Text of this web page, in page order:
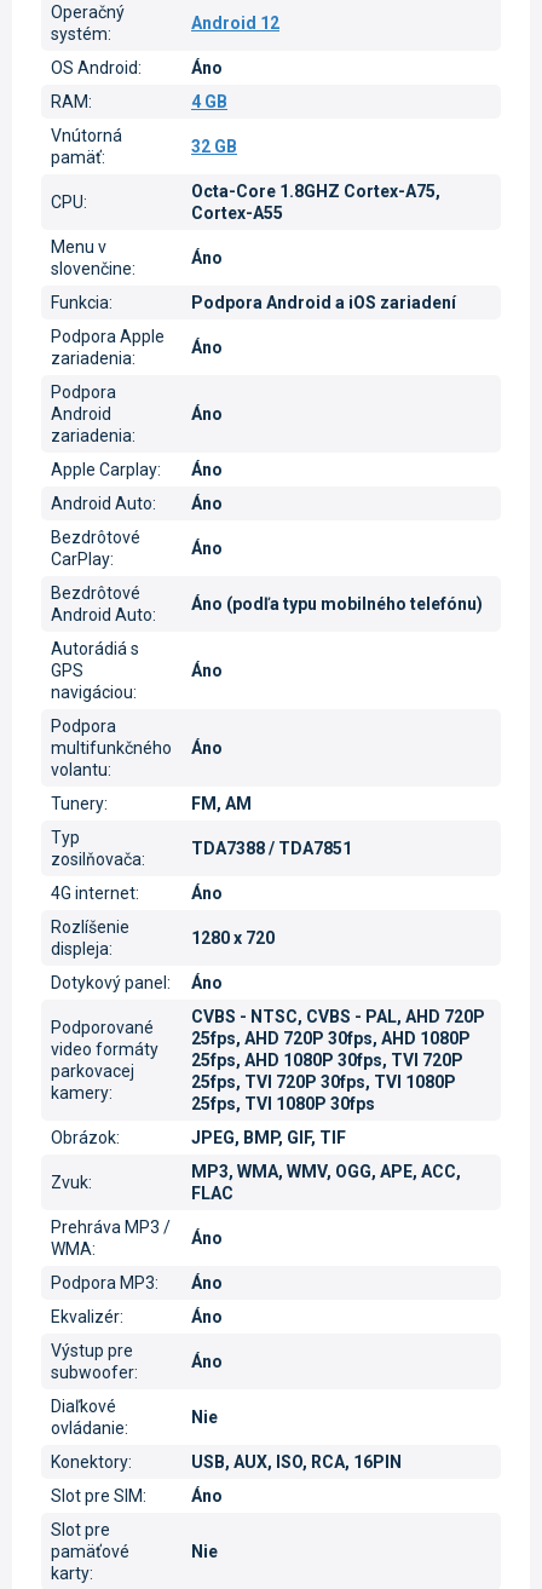
Operačný
systém:
Android 12
OS Android:
Áno
RAM:
4 GB
Vnútorná
pamäť:
32 GB
CPU:
Octa-Core 1.8GHZ Cortex-A75,
Cortex-A55
Menu v
slovenčine:
Áno
Funkcia:
Podpora Android a iOS zariadení
Podpora Apple
zariadenia:
Áno
Podpora
Android
zariadenia:
Áno
Apple Carplay:
Áno
Android Auto:
Áno
Bezdrôtové
CarPlay:
Áno
Bezdrôtové
Android Auto:
Áno (podľa typu mobilného telefónu)
Autorádiá s
GPS
navigáciou:
Áno
Podpora
multifunkčného
volantu:
Áno
Tunery:
FM, AM
Typ
zosilňovača:
TDA7388 / TDA7851
4G internet:
Áno
Rozlíšenie
displeja:
1280 x 720
Dotykový panel : Áno
Podporované
video formáty
parkovacej
kamery:
CVBS - NTSC, CVBS - PAL, AHD 720P
25fps, AHD 720P 30fps, AHD 1080P
25fps, AHD 1080P 30fps, TVI 720P
25fps, TVI 720P 30fps, TVI 1080P
25fps, TVI 1080P 30fps
Obrázok: JPEG, BMP, GIF, TIF
Zvuk:
MP3, WMA, WMV, OGG, APE, ACC,
FLAC
Prehráva MP3 /
WMA:
Áno
Podpora MP3:
Áno
Ekvalizér:
Áno
Výstup pre
subwoofer:
Áno
Diaľkové
ovládanie:
Nie
Konektory:
USB, AUX, ISO, RCA, 16PIN
Slot pre SIM:
Áno
Slot pre
pamäťové
karty:
Nie